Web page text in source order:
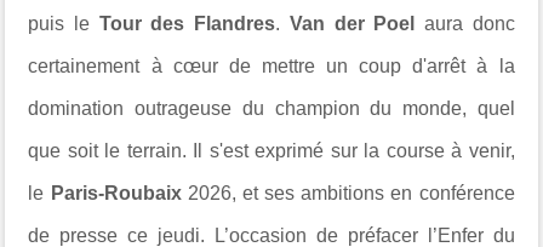
puis le Tour des Flandres. Van der Poel aura donc
certainement à cœur de mettre un coup d'arrêt à la
domination outrageuse du champion du monde, quel
que soit le terrain. Il s'est exprimé sur la course à venir,
le Paris-Roubaix2026, et ses ambitions en conférence
de presse ce jeudi. L’occasion de préfacer l’Enfer du